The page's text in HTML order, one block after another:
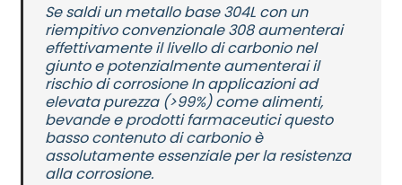
Se saldi un metallo base 304L con un
riempitivo convenzionale 308 aumenterai
effettivamente il livello di carbonio nel
giunto e potenzialmente aumenterai il
rischio di corrosione In applicazioni ad
elevata purezza (>99%) come alimenti,
bevande e prodotti farmaceutici questo
basso contenuto di carbonio è
assolutamente essenziale per la resistenza
alla corrosione.